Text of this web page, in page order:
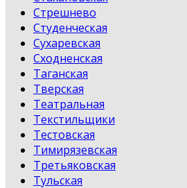
Стрешнево
Студенческая
Сухаревская
Сходненская
Таганская
Тверская
Театральная
Текстильщики
Тестовская
Тимирязевская
Третьяковская
Тульская